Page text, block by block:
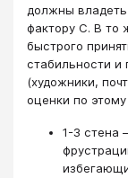
должны
фактору С. В то
быстрого
стабильности
(художники,
оценки по этому
1-3 стена